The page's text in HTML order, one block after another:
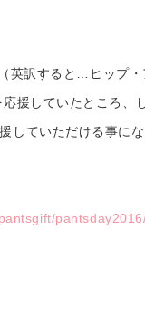
英訳すると…ヒップ
援していたところ、
していただける事に